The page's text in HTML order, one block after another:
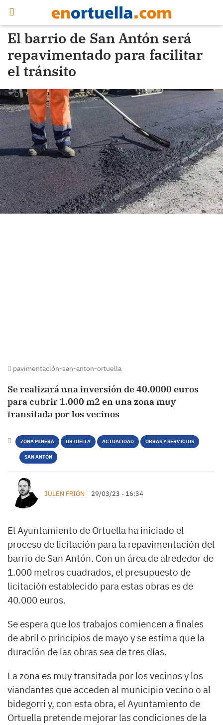
El barrio de San Antón será
repavimentado para facilitar
el tránsito
pavimentación-san-anton-ortuella
Se realizará una inversión de 40.0000 euros
para cubrir 1.000 m2 en una zona muy
transitada por los vecinos
ZONA MINERA ORTUELLA ACTUALIDAD OBRAS Y SERVICIOS
SAN ANTÓN
JULEN FRIÓN 29/03/23 - 16:34
El Ayuntamiento de Ortuella ha iniciado el
proceso de licitación para la repavimentación del
barrio de San Antón. Con un área de alrededor de
1.000 metros cuadrados, el presupuesto de
licitación establecido para estas obras es de
40.000 euros.
Se espera que los trabajos comiencen a finales
de abril o principios de mayo y se estima que la
duración de las obras sea de tres días.
La zona es muy transitada por los vecinos y los
viandantes que acceden al municipio vecino o al
bidegorri y, con esta obra, el Ayuntamiento de
Ortuella pretende mejorar las condiciones de la